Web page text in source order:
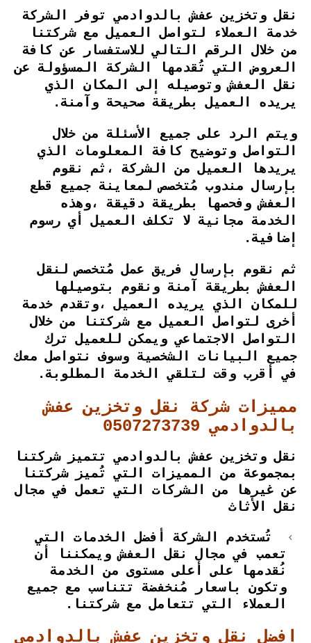
نقل وتخزين عفش بالدوادمي توفر الشركة
خدمة العملاء لتواصل العميل مع شركتنا
من خلال الرقم التالي للاستفسار عن كافة
العروض التي تُقدمها الشركة المسؤولة عن
نقل العفش وتوصيله إلى المكان الذي
يريده العميل بطريقة صحيحة وآمنة.
ويتم الرد على جميع الأسئلة من خلال
التواصل وتوضيح كافة المعلومات الذي
يريدها العميل من الشركة ،ثم نقوم
بإرسال مندوب مُتخصص لمعاينة جميع قطع
العفش وفحصها بطريقة دقيقة ،وهذه
الخدمة مجانية لا تكلف العميل أي رسوم
إضافية.
ثم نقوم بإرسال فريق عمل مُتخصص لنقل
العفش بطريقة آمنة ونقوم بتوصيلها
للمكان الذي يريده العميل ،وتقدم خدمة
أخرى لتواصل العميل مع شركتنا من خلال
التواصل الاجتماعي ويمكن للعميل ترك
جميع البيانات الشخصية وسوف نتواصل معك
في أقرب وقت لتلقي الخدمة المطلوبة.
مميزات شركة نقل وتخزين عفش
بالدوادمي 0507273739
نقل وتخزين عفش بالدوادمي تتميز شركتنا
بمجموعة من المميزات التي تُميز شركتنا
عن غيرها من الشركات التي تعمل في مجال
نقل الأثاث
تُستخدم الشركة أفضل الخدمات التي
تعمب في مجال نقل العفش ويمكننا أن
نُقدمها على أعلى مستوى من الخدمة
وتكون باسعار مُنخفضة تتناسب مع جميع
العملاء التي تتعامل مع شركتنا.
افضل نقل وتخزين عفش بالدوادمي